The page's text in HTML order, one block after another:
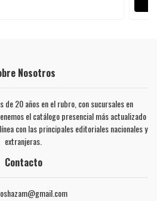
Nosotros
de 20 años en el rubro, con sucursales en
el catálogo presencial más actualizado
con las principales editoriales nacionales y
extranjeras.
Contacto